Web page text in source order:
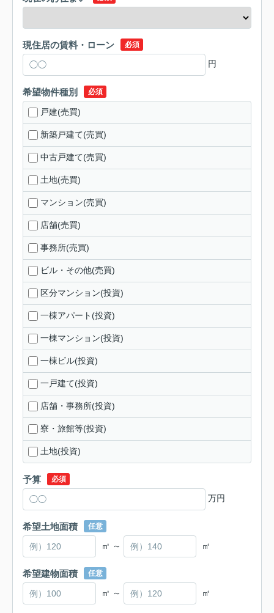
現住居の賃料・ローン 必須
円
希望物件種別 必須
戸建(売買)
新築戸建て(売買)
中古戸建て(売買)
土地(売買)
マンション(売買)
店舗(売買)
事務所(売買)
ビル・その他(売買)
区分マンション(投資)
一棟アパート(投資)
一棟マンション(投資)
一棟ビル(投資)
一戸建て(投資)
店舗・事務所(投資)
寮・旅館等(投資)
土地(投資)
予算 必須
万円
希望土地面積 任意
㎡ ～ ㎡
希望建物面積 任意
㎡ ～ ㎡